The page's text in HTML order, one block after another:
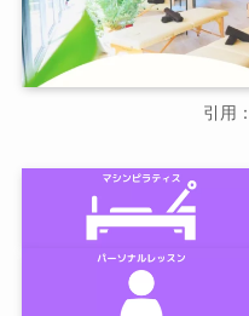
引用：